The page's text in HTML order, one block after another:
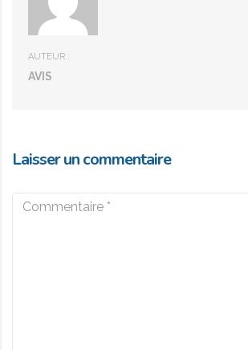
AUTEUR :
AVIS
Laisser un commentaire